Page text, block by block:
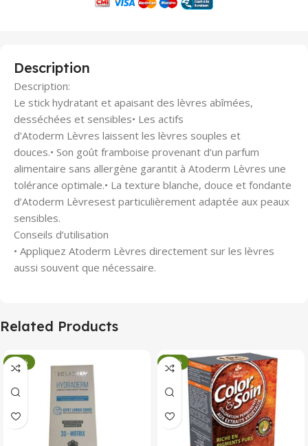
Description
Description:
Le stick hydratant et apaisant des lèvres abîmées,
desséchées et sensibles• Les actifs
d’Atoderm Lèvres laissent les lèvres souples et
douces.• Son goût framboise provenant d’un parfum
alimentaire sans allergène garantit à Atoderm Lèvres une
tolérance optimale.• La texture blanche, douce et fondante
d’Atoderm Lèvresest particulièrement adaptée aux peaux
sensibles.
Conseils d’utilisation
• Appliquez Atoderm Lèvres directement sur les lèvres
aussi souvent que nécessaire.
Related Products
-34% -34%